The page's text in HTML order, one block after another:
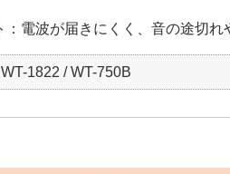
電波が届きにくく、音の途切れ
1822 / WT-750B